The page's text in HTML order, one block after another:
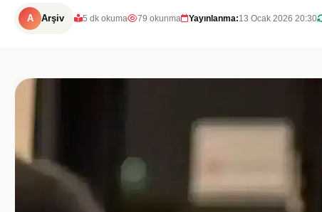
A Arşiv 5 dk okuma 79 okunma Yayınlanma:13 Ocak 2026 20:30